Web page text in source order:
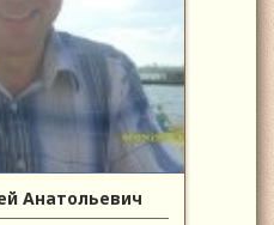
Анатольевич